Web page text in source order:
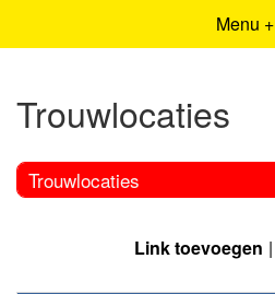
Menu +
Trouwlocaties
Trouwlocaties
Link toevoegen